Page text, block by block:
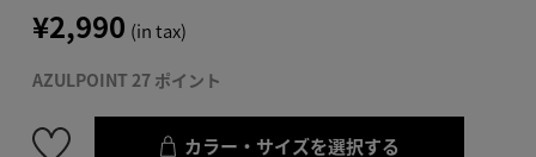
¥2,990 (in tax)
AZULPOINT 27 ポイント
カラー・サイズを選択する